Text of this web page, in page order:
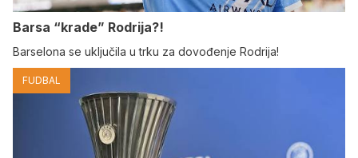
Barsa “krade” Rodrija?!
Barselona se uključila u trku za dovođenje Rodrija!
FUDBAL